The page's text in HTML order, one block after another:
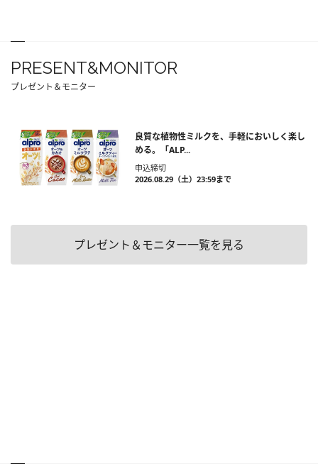
PRESENT&MONITOR
プレゼント＆モニター
良質な植物性ミルクを、手軽においしく楽し
める。「ALP...
申込締切
2026.08.29（土）23:59まで
プレゼント＆モニター一覧を見る